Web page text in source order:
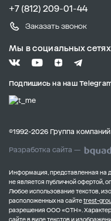
+7 (812) 209-01-44
Заказать звонок
Мы в социальных сетях
Подпишись на наш
©1992-2026 Группа
Разработка сайта —
Информация, представленная на
не является публичной офертой,
Любое использование текстов,
расположенных на сайтеtrest-
разрешения ООО «СТН».